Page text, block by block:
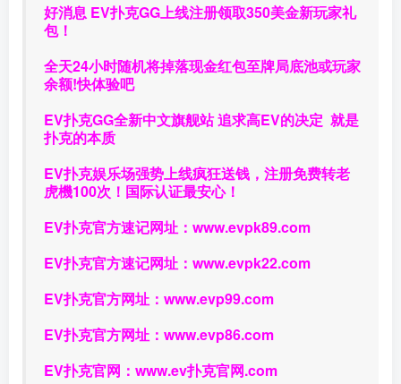
好消息 EV扑克GG上线注册领取350美金新玩家礼
包！
全天24小时随机将掉落现金红包至牌局底池或玩家
余额!快体验吧
EV扑克GG全新中文旗舰站追求高EV的决定 就是
扑克的本质
EV扑克娱乐场强势上线疯狂送钱，注册免费转老
虎機100次！国际认证最安心！
EV扑克官方速记网址： www.evpk89.com
EV扑克官方速记网址： www.evpk22.com
EV扑克官方网址： www.evp99.com
EV扑克官方网址： www.evp86.com
EV扑克官网： www.ev扑克官网.com